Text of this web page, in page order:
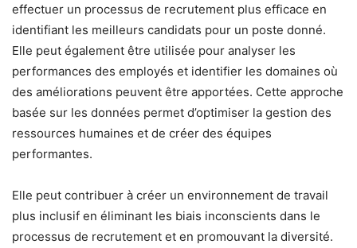
effectuer un processus de recrutement plus efficace en
identifiant les meilleurs candidats pour un poste donné.
Elle peut également être utilisée pour analyser les
performances des employés et identifier les domaines où
des améliorations peuvent être apportées. Cette approche
basée sur les données permet d’optimiser la gestion des
ressources humaines et de créer des équipes
performantes.
Elle peut contribuer à créer un environnement de travail
plus inclusif en éliminant les biais inconscients dans le
processus de recrutement et en promouvant la diversité.